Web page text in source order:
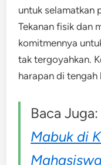
untuk selamatkan
Tekanan fisik dan
komitmennya
tak tergoyahkan.
harapan di tengah
Baca Juga:
Mabuk di